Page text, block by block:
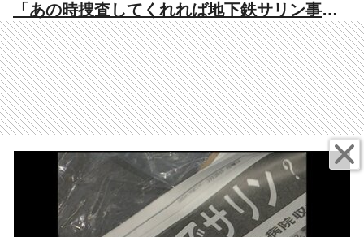
「あの時捜査してくれれば地下鉄サリン事件
は起きなかったかも」事件から30年 猛毒VX
で殺されかけた永岡弘行夫妻が語る思い